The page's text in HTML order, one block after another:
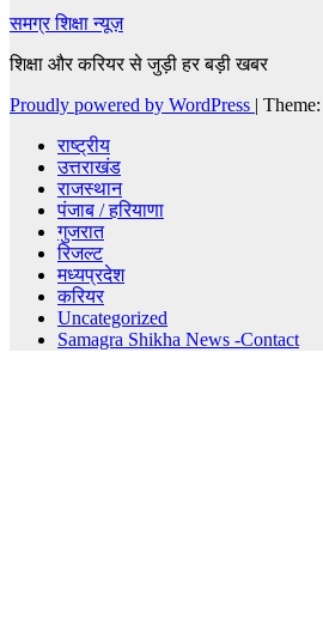
समग्र शिक्षा न्यूज़
शिक्षा और करियर से जुड़ी हर बड़ी खबर
Proudly powered by WordPress |
राष्ट्रीय
उत्तराखंड
राजस्थान
पंजाब / हरियाणा
गुजरात
रिजल्ट
मध्यप्रदेश
करियर
Uncategorized
Samagra Shikha News -Contact